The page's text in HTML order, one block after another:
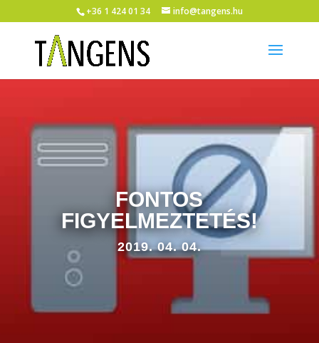
+36 1 424 01 34 info@tangens.hu
FONTOS
FIGYELMEZTETÉS!
2019. 04. 04.